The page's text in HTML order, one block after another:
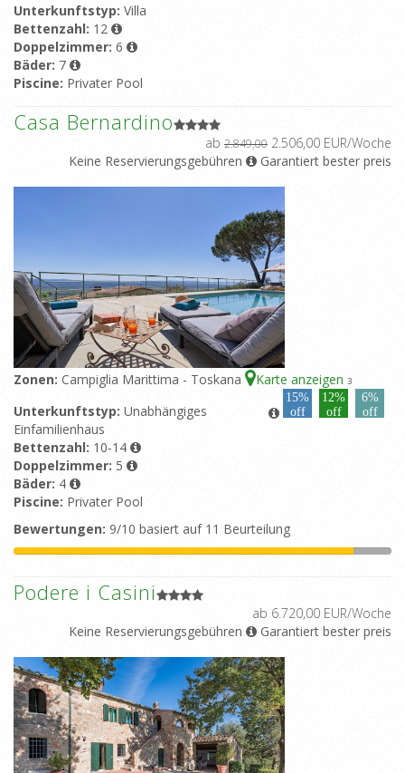
Unterkunftstyp: Villa
Bettenzahl: 12
Doppelzimmer: 6
Bäder: 7
Piscine: Privater Pool
Casa Bernardino
ab 2.849,00 2.506,00 EUR/Woche
Keine Reservierungsgebühren
Garantiert bester preis
Zonen: Campiglia Marittima - Toskana Karte anzeigen 3
15%
off
12%
off
6%
off
Unterkunftstyp: Unabhängiges
Einfamilienhaus
Bettenzahl: 10-14
Doppelzimmer: 5
Bäder: 4
Piscine: Privater Pool
Bewertungen: 9/10 basiert auf 11 Beurteilung
Podere i Casini
ab 6.720,00 EUR/Woche
Keine Reservierungsgebühren
Garantiert bester preis